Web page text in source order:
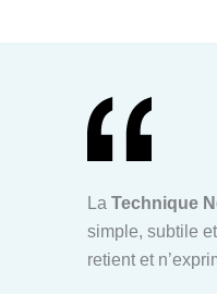
La Technique
simple, subtile
retient et